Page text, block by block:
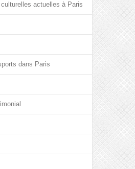
actuelles à Paris
dans Paris